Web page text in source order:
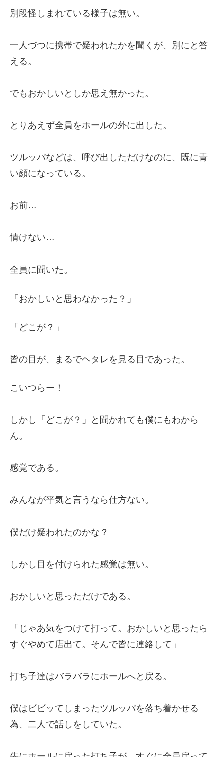
別段怪しまれている様子は無い。
一人づつに携帯で疑われたかを聞くが、別にと答
える。
でもおかしいとしか思え無かった。
とりあえず全員をホールの外に出した。
ツルッパなどは、呼び出しただけなのに、既に青
い顔になっている。
お前…
情けない…
全員に聞いた。
「おかしいと思わなかった？」
「どこが？」
皆の目が、まるでヘタレを見る目であった。
こいつらー！
しかし「どこが？」と聞かれても僕にもわから
ん。
感覚である。
みんなが平気と言うなら仕方ない。
僕だけ疑われたのかな？
しかし目を付けられた感覚は無い。
おかしいと思っただけである。
「じゃあ気をつけて打って。おかしいと思ったら
すぐやめて店出て。そんで皆に連絡して」
打ち子達はバラバラにホールへと戻る。
僕はビビッてしまったツルッパを落ち着かせる
為、二人で話しをしていた。